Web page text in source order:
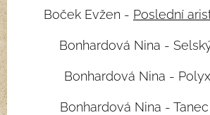
Boček Evžen - Poslední
Bonhardová Nina -
Bonhardová Nina -
Bonhardová Nina -